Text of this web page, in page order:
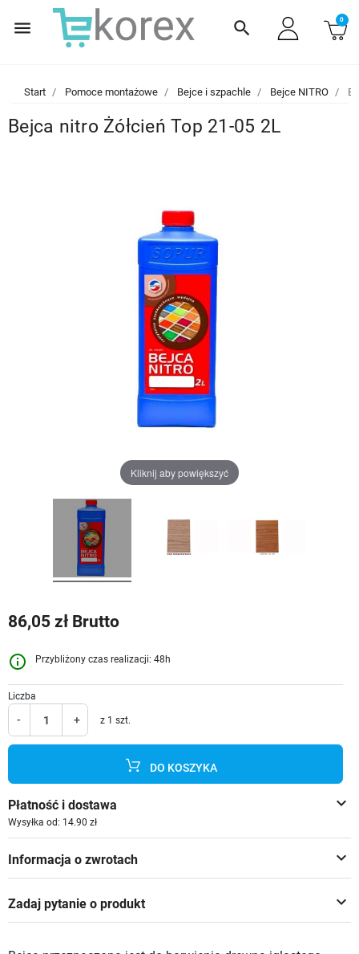
menu search 0
Start Pomoce montażowe Bejce i szpachle Bejce NITRO
Bejca nitro Żółcień Top 21-05 2L
Kliknij aby powiększyć
86,05 zł Brutto
info_outline Przybliżony czas realizacji: 48h
Liczba
- + z 1 szt.
DO KOSZYKA
keyboard_arrow_down
Płatność i dostawa
Wysyłka od: 14.90 zł
keyboard_arrow_down
Informacja o zwrotach
keyboard_arrow_down
Zadaj pytanie o produkt